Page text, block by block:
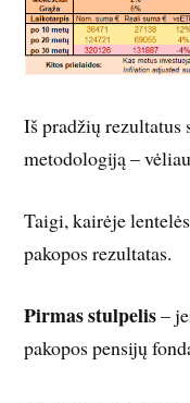
Iš pradžių rezultatus
metodologiją –
Taigi, kairėje
pakopos rezultatas.
Pirmas stulpelis–
pakopos pensijų